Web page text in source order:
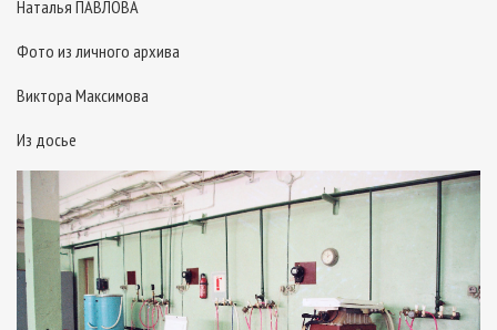
Наталья ПАВЛОВА
Фото из личного архива
Виктора Максимова
Из досье